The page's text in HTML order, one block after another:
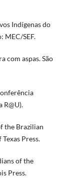
Indígenas do
MEC/SEF.
com aspas. São
R@U).
the Brazilian
Press.
of the
Press.